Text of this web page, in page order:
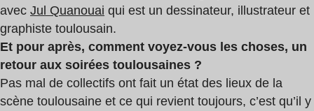
avec Jul Quanouai qui est un dessinateur, illustrateur et
graphiste toulousain.
Et pour après, comment voyez-vous les choses, un
retour aux soirées toulousaines ?
Pas mal de collectifs ont fait un état des lieux de la
scène toulousaine et ce qui revient toujours, c’est qu’il y